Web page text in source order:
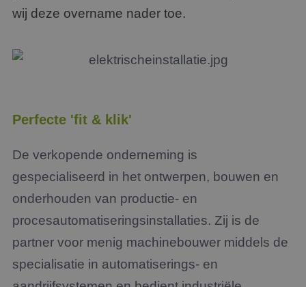
wij deze overname nader toe.
Perfecte 'fit & klik'
De verkopende onderneming is
gespecialiseerd in het ontwerpen, bouwen en
onderhouden van productie- en
procesautomatiseringsinstallaties. Zij is de
partner voor menig machinebouwer middels de
specialisatie in automatiserings- en